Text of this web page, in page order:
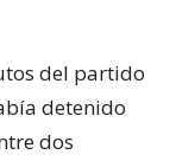
del partido
detenido
dos